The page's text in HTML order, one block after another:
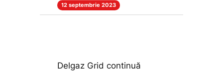
12 septembrie 2023
Delgaz Grid continuă